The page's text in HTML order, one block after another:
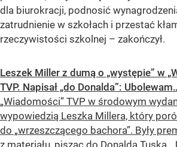
dla biurokracji, podnosić
zatrudnienie w szkołach i przestać
rzeczywistości szkolnej – zakończył.
Leszek Miller z dumą o „występie” w
TVP. Napisał „do Donalda”:
„Wiadomości” TVP w środowym
wypowiedzią Leszka Millera, który
do „wrzeszczącego bachora”. Były